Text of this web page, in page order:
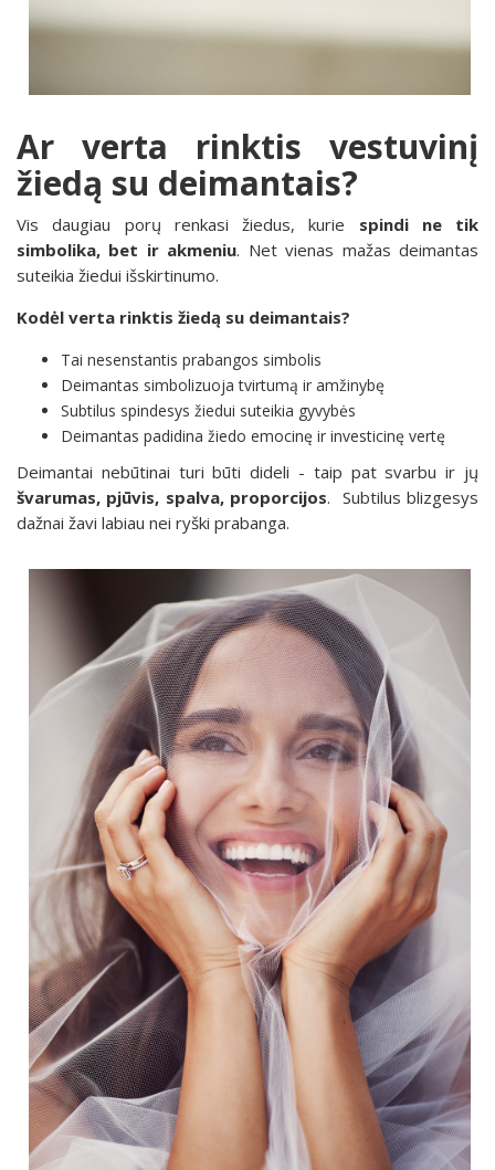
Ar verta rinktis vestuvinį
žiedą su deimantais?
Vis daugiau porų renkasi žiedus, kurie spindi ne tik
simbolika, bet ir akmeniu. Net vienas mažas deimantas
suteikia žiedui išskirtinumo.
Kodėl verta rinktis žiedą su deimantais?
Tai nesenstantis prabangos simbolis
Deimantas simbolizuoja tvirtumą ir amžinybę
Subtilus spindesys žiedui suteikia gyvybės
Deimantas padidina žiedo emocinę ir investicinę vertę
Deimantai nebūtinai turi būti dideli - taip pat svarbu ir jų
švarumas, pjūvis, spalva, proporcijos. Subtilus blizgesys
dažnai žavi labiau nei ryški prabanga.